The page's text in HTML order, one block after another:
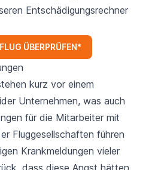
Entschädigungsrechner
ÜBERPRÜFEN*
kurz vor einem
Unternehmen, was auch
für die Mitarbeiter mit
Fluggesellschaften führen
Krankmeldungen vieler
dass diese Angst hätten,